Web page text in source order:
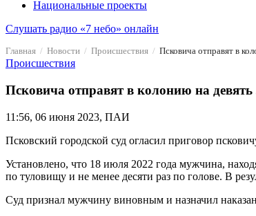
Национальные проекты
Слушать радио «7 небо» онлайн
Главная Новости Происшествия Псковича отправят в
Происшествия
Псковича отправят в колонию на
11:56, 06 июня 2023, ПАИ
Псковский городской суд огласил приговор
Установлено, что 18 июля 2022 года мужчина,
по туловищу и не менее десяти раз по голове. В
Суд признал мужчину виновным и назначил